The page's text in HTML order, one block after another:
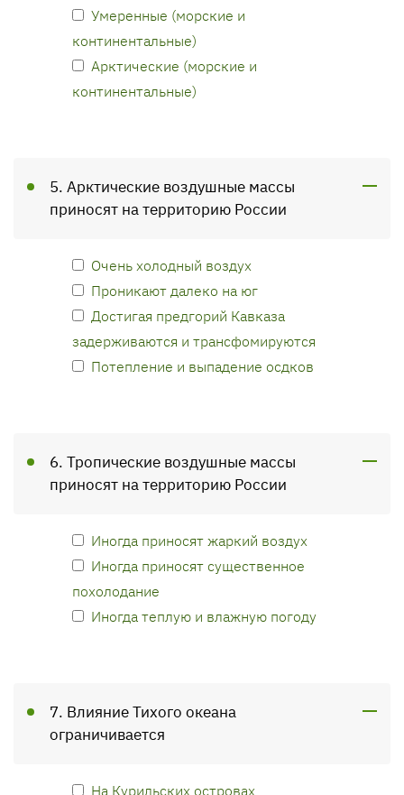
Умеренные (морские и
континентальные)
Арктические (морские и
континентальные)
5. Арктические воздушные массы
приносят на территорию России
Очень холодный воздух
Проникают далеко на юг
Достигая предгорий Кавказа
задерживаются и трансфомируются
Потепление и выпадение осдков
6. Тропические воздушные массы
приносят на территорию России
Иногда приносят жаркий воздух
Иногда приносят существенное
похолодание
Иногда теплую и влажную погоду
7. Влияние Тихого океана
ограничивается
На Курильских островах